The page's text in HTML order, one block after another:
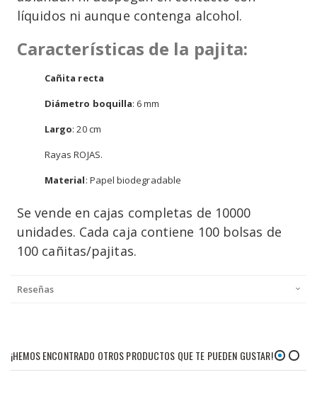
líquidos ni aunque contenga alcohol.
Características de la pajita:
Cañita recta
Diámetro boquilla: 6 mm
Largo: 20 cm
Rayas ROJAS.
Material: Papel biodegradable
Se vende en cajas completas de 10000
unidades. Cada caja contiene 100 bolsas de
100 cañitas/pajitas.
Reseñas
¡HEMOS ENCONTRADO OTROS PRODUCTOS QUE TE PUEDEN GUSTAR!